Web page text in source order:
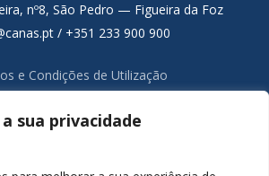
sua privacidade
nº8, São Pedro — Figueira da Foz
/ +351 233 900 900
e Condições de Utilização
de Litígios de Consumo
Canal de Denúncia